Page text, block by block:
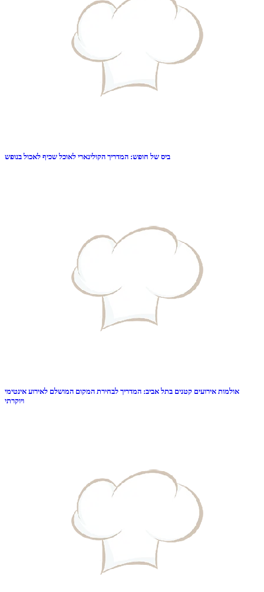
ביס של חופש: המדריך הקולינארי לאוכל שכיף לאכול בנופש
אולמות אירועים קטנים בתל אביב: המדריך לבחירת המקום המושלם לאירוע אינטימי
ויוקרתי